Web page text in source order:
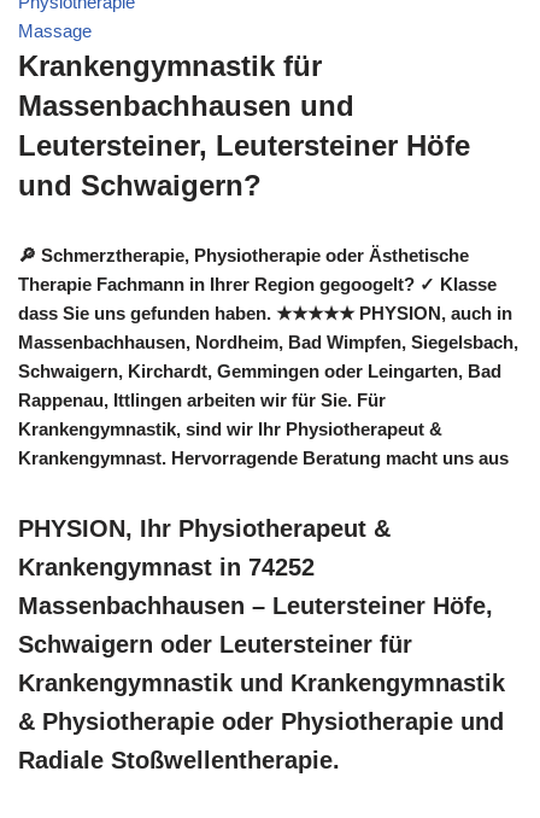
Massage
Krankengymnastik für
Massenbachhausen und
Leutersteiner, Leutersteiner Höfe
und Schwaigern?
🔎 Schmerztherapie, Physiotherapie oder Ästhetische
Therapie Fachmann in Ihrer Region gegoogelt? ✓ Klasse
dass Sie uns gefunden haben. ★★★★★ PHYSION, auch in
Massenbachhausen, Nordheim, Bad Wimpfen, Siegelsbach,
Schwaigern, Kirchardt, Gemmingen oder Leingarten, Bad
Rappenau, Ittlingen arbeiten wir für Sie. Für
Krankengymnastik, sind wir Ihr Physiotherapeut &
Krankengymnast. Hervorragende Beratung macht uns aus
PHYSION, Ihr Physiotherapeut &
Krankengymnast in 74252
Massenbachhausen – Leutersteiner Höfe,
Schwaigern oder Leutersteiner für
Krankengymnastik und Krankengymnastik
& Physiotherapie oder Physiotherapie und
Radiale Stoßwellentherapie.